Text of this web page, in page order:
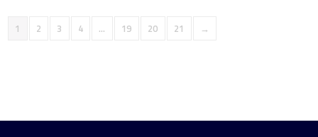
1 2 3 4 … 19 20 21 →